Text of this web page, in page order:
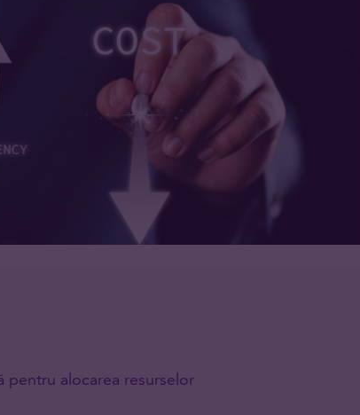
pentru alocarea resurselor